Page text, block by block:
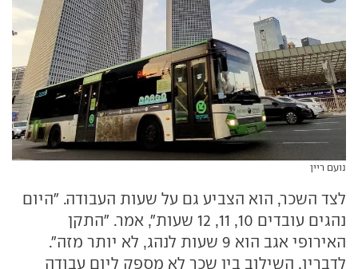
נועם ריין
לצד השכר, הוא הצביע גם על שעות העבודה. "היום
נהגים עובדים 10, 11, 12 שעות", אמר. "התקן
האירופי אגב הוא 9 שעות לנהג, לא יותר מזה".
לדבריו, השילוב בין שכר לא מספק ליום עבודה